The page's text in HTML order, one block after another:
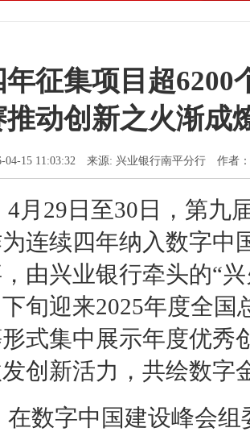
年征集项目超6200
推动创新之火渐成
04-15 11:03:32 来源: 兴业银行南平分行 作者：
4月29日至30日，第九
连续四年纳入数字中
由兴业银行牵头的“
旬迎来2025年度全
式集中展示年度优秀
创新活力，共绘数字
在数字中国建设峰会组